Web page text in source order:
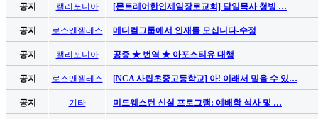
꼴
밍
공지 캘리포니아 [몬트레어한인제일장로교회] 담임목사 청빙 …
공지 로스앤젤레스 메디컬그룹에서 인재를 모십니다-수정
공지 캘리포니아 공증 ★ 번역 ★ 아포스티유 대행
공지 로스앤젤레스 [NCA 사립초중고등학교] 아! 이래서 믿을 수 있…
공지 기타 미드웨스턴 신설 프로그램: 예배학 석사 및 …